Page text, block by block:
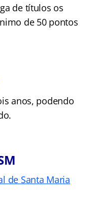
de títulos os
de 50 pontos
anos, podendo
de Santa Maria